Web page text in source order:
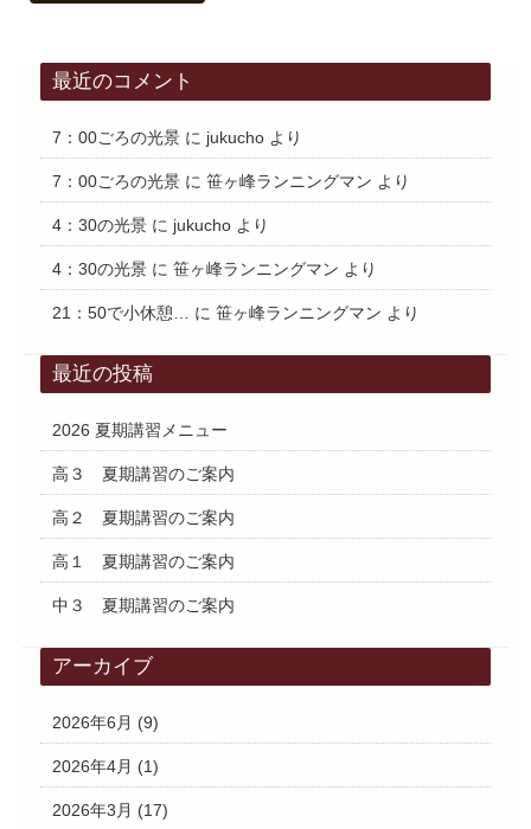
最近のコメント
7：00ごろの光景に jukuchoより
7：00ごろの光景に 笹ヶ峰ランニングマン より
4：30の光景に jukuchoより
4：30の光景に 笹ヶ峰ランニングマン より
21：50で小休憩… に 笹ヶ峰ランニングマン より
最近の投稿
2026 夏期講習メニュー
高３ 夏期講習のご案内
高２ 夏期講習のご案内
高１ 夏期講習のご案内
中３ 夏期講習のご案内
アーカイブ
2026年6月 (9)
2026年4月 (1)
2026年3月 (17)